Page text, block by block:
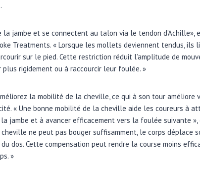
jambe et se connectent au talon via le tendon d’Achille»,
Treatments. « Lorsque les mollets deviennent tendus, ils
sur le pied. Cette restriction réduit l’amplitude de
rigidement ou à raccourcir leur foulée. »
la mobilité de la cheville, ce qui à son tour améliore
« Une bonne mobilité de la cheville aide les coureurs à
jambe et à avancer efficacement vers la foulée suivante
cheville ne peut pas bouger suffisamment, le corps déplace
dos. Cette compensation peut rendre la course moins
»